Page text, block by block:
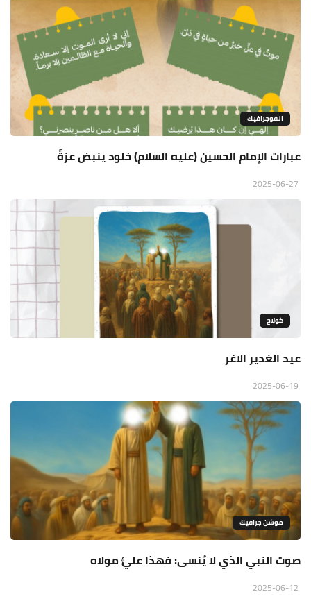
انفوجرافيك
عبارات الإمام الحسين (عليه السلام) خلود ينبض عزةً
كولاج
عيد الغدير الاغر
موشن جرافيك
صوت النبي الذي لا يُنسى: فهذا عليٌّ مولاه